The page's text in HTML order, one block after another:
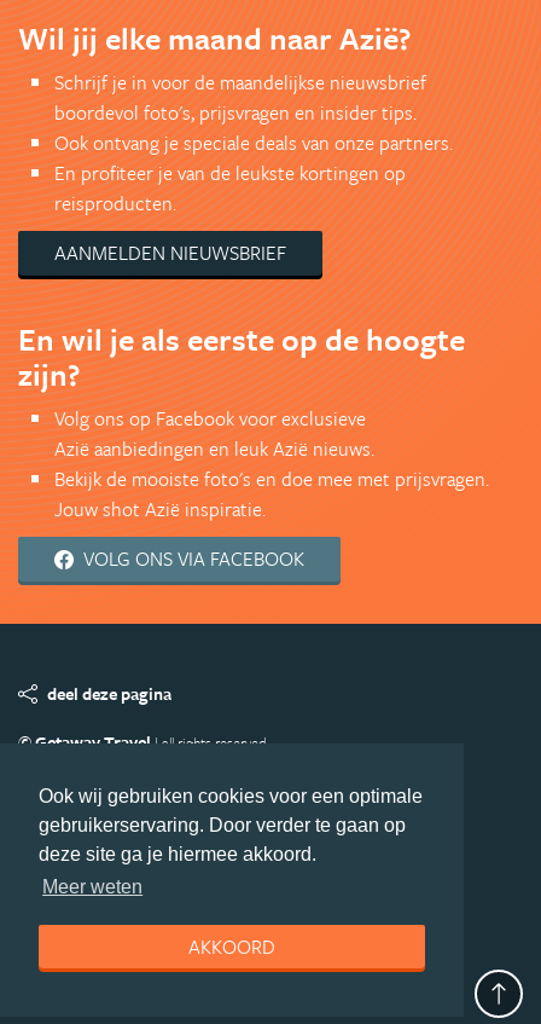
Ook wij gebruiken cookies voor een optimale
gebruikerservaring. Door verder te gaan op
deze site ga je hiermee akkoord.
Meer weten
AKKOORD
Wil jij elke maand naar Azië?
Schrijf je in voor de maandelijkse nieuwsbrief
boordevol foto's, prijsvragen en insider tips.
Ook ontvang je speciale deals van onze partners.
En profiteer je van de leukste kortingen op
reisproducten.
AANMELDEN NIEUWSBRIEF
En wil je als eerste op de hoogte
zijn?
Volg ons op Facebook voor exclusieve
Azië aanbiedingen en leuk Azië nieuws.
Bekijk de mooiste foto's en doe mee met prijsvragen.
Jouw shot Azië inspiratie.
VOLG ONS VIA FACEBOOK
deel deze pagina
© Getaway Travel | all rights reserved
Copyright
Privacy statement Disclaimer
Cookies
Volg Azie.nl
Nieuwsbrief